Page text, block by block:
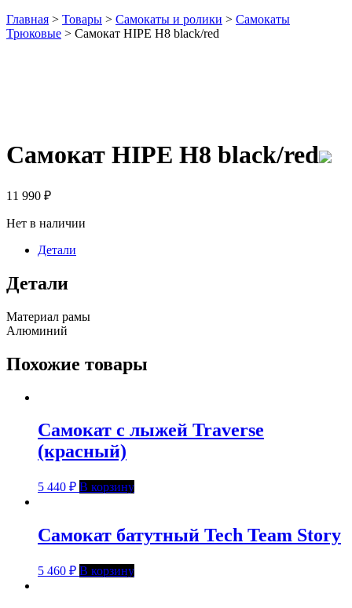
Главная > Товары > Самокаты и ролики > Самокаты
Трюковые > Самокат HIPE H8 black/red
Самокат HIPE H8 black/red
11 990 ₽
Нет в наличии
Детали
Детали
Материал рамы
Алюминий
Похожие товары
Самокат с лыжей Traverse
(красный)
5 440 ₽ В корзину
Самокат батутный Tech Team Story
5 460 ₽ В корзину